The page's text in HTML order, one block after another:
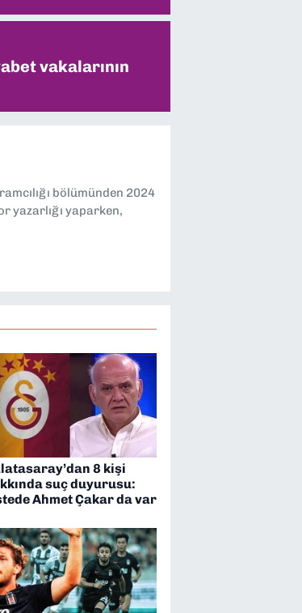
vakalarının
bölümünden 2024
yazarlığı yaparken,
8 kişi
suç duyurusu:
Ahmet Çakar da var